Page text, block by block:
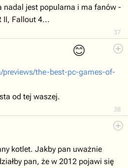
37
nadal jest popularna i ma fanów -
II, Fallout 4...
😊
38
the-best-pc-games-of-
od tej waszej.
kotlet. Jakby pan uważnie
pan, że w 2012 pojawi się